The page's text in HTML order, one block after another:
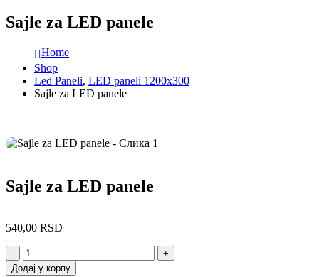
Sajle za LED panele
Home
Shop
Led Paneli, LED paneli 1200x300
Sajle za LED panele
Sajle za LED panele
540,00 RSD
-
+
Додај у корпу